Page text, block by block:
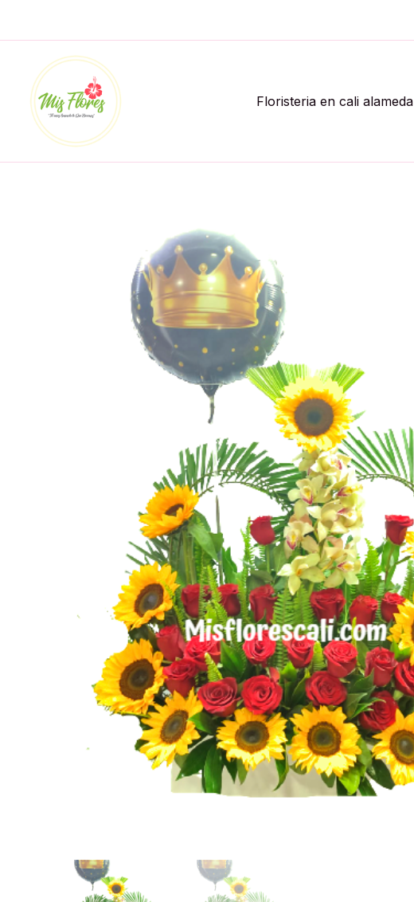
Floristeria en cali alameda